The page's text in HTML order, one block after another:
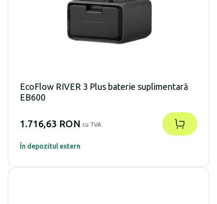
EcoFlow RIVER 3 Plus baterie suplimentară
EB600
1.716,63 RON cu TVA
În depozitul extern